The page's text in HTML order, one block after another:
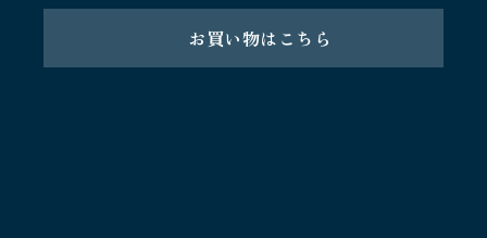
お買い物はこちら